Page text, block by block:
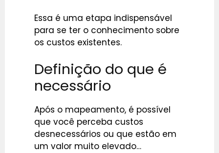
Essa é uma etapa indispensável
para se ter o conhecimento sobre
os custos existentes.
Definição do que é
necessário
Após o mapeamento, é possível
que você perceba custos
desnecessários ou que estão em
um valor muito elevado…